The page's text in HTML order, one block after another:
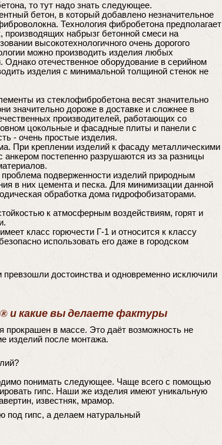
то тут надо знать следующее.
бетон, в который добавлено незначительное
Технология фибробетона предполагает
производящих набрызг бетонной смеси на
высокотехнологичного очень дорогого
можно производить изделия любых
отечественное оборудование в серийном
изделия с минимальной толщиной стенок не
из стеклофибробетона весят значительно
значительно дороже в доставке и сложнее в
производителей, работающих со
цокольные и фасадные плиты и панели с
- очень простые изделия.
При креплении изделий к фасаду металлическими
постепенно разрушаются из за разницы
подверженности изделий природным
в них цемента и песка. Для минимизации данной
обработка дома гидрофобизаторами.
к атмосферным воздействиям, горят и
класс горючести Г-1 и относится к классу
использовать его даже в городском
достоинства и одновременно исключили
и какие вы делаете фактуры
прокрашен в массе. Это даёт возможность не
изделий после монтажа.
понимать следующее. Чаще всего с помощью
гипс. Наши же изделия имеют уникальную
известняк, мрамор.
под гипс, а делаем натуральный